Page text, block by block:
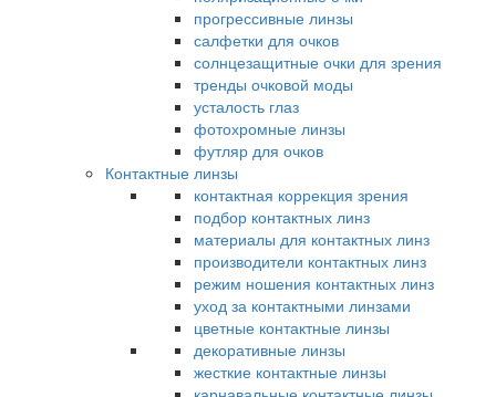
прогрессивные линзы
салфетки для очков
солнцезащитные очки для зрения
тренды очковой моды
усталость глаз
фотохромные линзы
футляр для очков
Контактные линзы
контактная коррекция зрения
подбор контактных линз
материалы для контактных линз
производители контактных линз
режим ношения контактных линз
уход за контактными линзами
цветные контактные линзы
декоративные линзы
жесткие контактные линзы